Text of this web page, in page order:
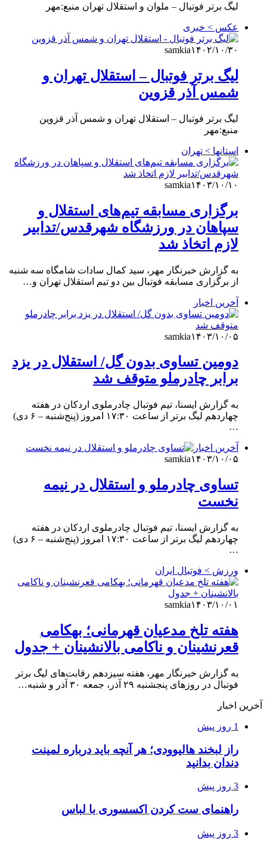
لیگ برتر فوتبال – ملوان و استقلال تهران منبع:مهر
عکس > خبری
samkia۱۴۰۲/۱۰/۳۰
لیگ برتر فوتبال – استقلال تهران و
شمس آذر قزوین
لیگ برتر فوتبال – استقلال تهران و شمس آذر قزوین
منبع:مهر
استانها > تهران
samkia۱۴۰۳/۱۰/۱۰
برگزاری مسابقه تیم‌های استقلال و
سپاهان در ورزشگاه شهرقدس/تدابیر
لازم اتخاذ شد
به گزارش خبرنگار مهر، سید کمال سادات شامگاه سه شنبه
از برگزاری مسابقه فوتبال بین دو تیم استقلال تهران و…
آخرین اخبار
samkia۱۴۰۳/۱۰/۰۵
دومین تساوی بدون گل/ استقلال در یزد
برابر چادرملو متوقف شد
به گزارش ایسنا، تیم فوتبال چادرملوی اردکان در هفته
چهاردهم لیگ برتر از ساعت ۱۷:۳۰ امروز (پنج‌شنبه – ۶ دی)
…
آخرین اخبار
samkia۱۴۰۳/۱۰/۰۵
تساوی چادرملو و استقلال در نیمه
نخست
به گزارش ایسنا، تیم فوتبال چادرملوی اردکان در هفته
چهاردهم لیگ برتر از ساعت ۱۷:۳۰ امروز (پنج‌شنبه – ۶ دی)
…
ورزش > فوتبال ایران
samkia۱۴۰۳/۱۰/۰۱
هفته تلخ مدعیان قهرمانی؛ بهکامی
قعرنشینان و ناکامی بالانشینان + جدول
به گزارش خبرنگار مهر، هفته سیزدهم رقابت‌های لیگ برتر
فوتبال در روزهای پنجشنبه ۲۹ آذر، جمعه ۳۰ آذر و شنبه…
آخرین اخبار
1 روز پیش
راز لبخند هالیوودی؛ هر آنچه باید درباره لمینت
دندان بدانید
3 روز پیش
راهنمای ست کردن اکسسوری با لباس
3 روز پیش